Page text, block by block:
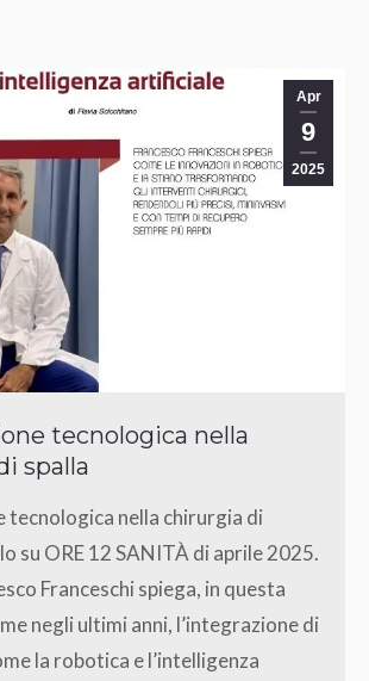
Apr
9
2025
tecnologica nella
spalla
tecnologica nella chirurgia di
su ORE 12 SANITÀ di aprile 2025.
Franceschi spiega, in questa
negli ultimi anni, l’integrazione di
la robotica e l’intelligenza